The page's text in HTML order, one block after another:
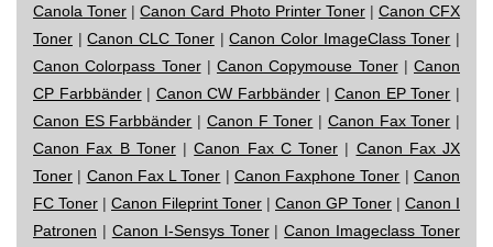
Canola Toner |Canon Card Photo Printer Toner| Canon CFX
Toner |Canon CLC Toner|Canon Color ImageClass Toner |
Canon Colorpass Toner| Canon Copymouse Toner| Canon
CP Farbbänder| Canon CW Farbbänder |Canon EP Toner |
Canon ES Farbbänder | Canon F Toner | Canon Fax Toner |
Canon Fax B Toner|Canon Fax C Toner | Canon Fax JX
Toner | Canon Fax L Toner | Canon Faxphone Toner |Canon
FC Toner | Canon Fileprint Toner | Canon GP Toner | Canon I
Patronen | Canon I-Sensys Toner|Canon Imageclass Toner